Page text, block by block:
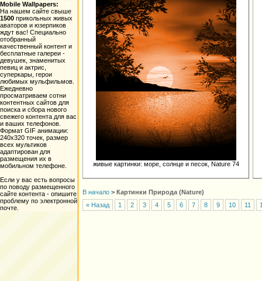
Mobile Wallpapers:
На нашем сайте свыше
1500 прикольных живых
аваторов и юзерпиков
ждут вас! Специально
отобранный
качественный контент и
бесплатные галереи -
девушек, знаменитых
певиц и актрис,
суперкары, герои
любимых мульфильмов.
Ежедневно
просматриваем сотни
контентных сайтов для
поиска и сбора нового
свежего контента для вас
и ваших телефонов.
Формат GIF анимации:
240х320 точек, размер
всех мультиков
адаптирован для
размещения их в
мобильном телефоне.
Если у вас есть вопросы
по поводу размещенного
сайте контента - опишите
проблему по электронной
почте.
живые картинки: море, солнце и песок, Nature 74
В начало > Картинки Природа (Nature)
« Назад
1 2 3 4 5 6 7 8 9 10 11